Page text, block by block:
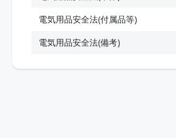
電気用品安全法(付属品等)
電気用品安全法(備考)